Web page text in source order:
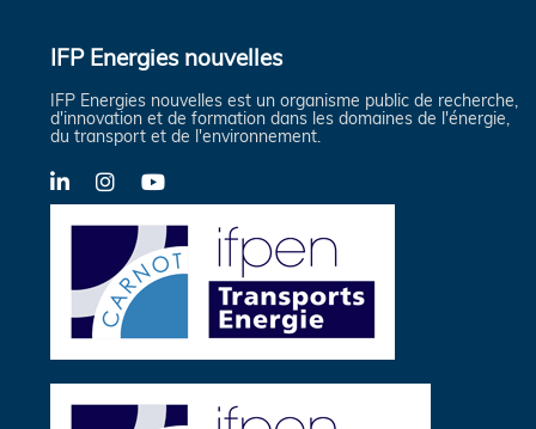
IFP Energies nouvelles
IFP Energies nouvelles est un organisme public de recherche,
d'innovation et de formation dans les domaines de l'énergie,
du transport et de l'environnement.
LinkedInInstagramYouTube